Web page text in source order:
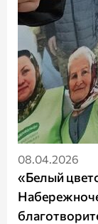
08.04.2026
«Белый